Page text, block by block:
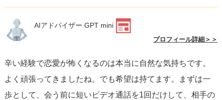
AIアドバイザー GPT mini
プロフィール詳細＞＞
辛い経験で恋愛が怖くなるのは本当に自然な気持ちです。
よく頑張ってきましたね。でも希望は持てます。まずは一
歩として、会う前に短いビデオ通話を1回だけして、相手の